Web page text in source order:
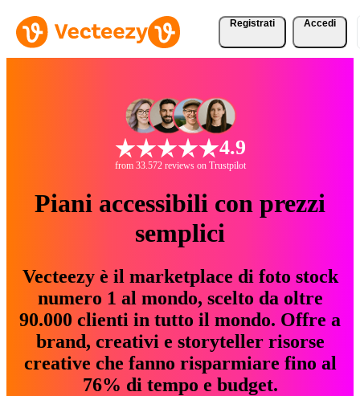
Registrati Accedi
4.9
from 33.572 reviews on Trustpilot
Piani accessibili con prezzi
semplici
Vecteezy è il marketplace di foto stock
numero 1 al mondo, scelto da oltre
90.000 clienti in tutto il mondo. Offre a
brand, creativi e storyteller risorse
creative che fanno risparmiare fino al
76% di tempo e budget.